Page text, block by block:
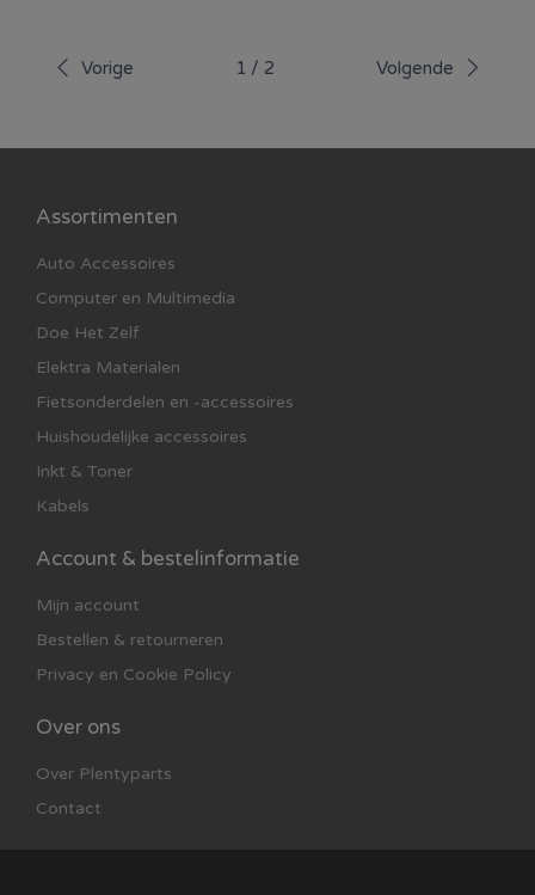
Vorige 1 / 2 Volgende
Assortimenten
Auto Accessoires
Computer en Multimedia
Doe Het Zelf
Elektra Materialen
Fietsonderdelen en -accessoires
Huishoudelijke accessoires
Inkt & Toner
Kabels
Account & bestelinformatie
Mijn account
Bestellen & retourneren
Privacy en Cookie Policy
Over ons
Over Plentyparts
Contact